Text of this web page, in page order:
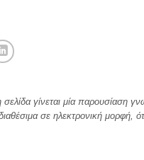
γίνεται μία παρουσίαση
σε ηλεκτρονική μορφή,